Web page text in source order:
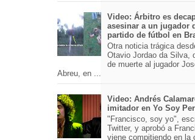
Video: Árbitro es
asesinar a un jugador
partido de fútbol en
Otra noticia trágica
Otavio Jordao da Silva,
de muerte al jugador
Abreu, en ...
Video: Andrés
imitador en Yo Soy
"Francisco, soy yo",
Twitter, y aprobó a
viene compitiendo en la